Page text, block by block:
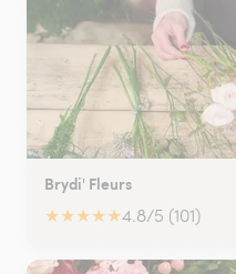
Brydi' Fleurs
★★★★★4.8/5 (101)